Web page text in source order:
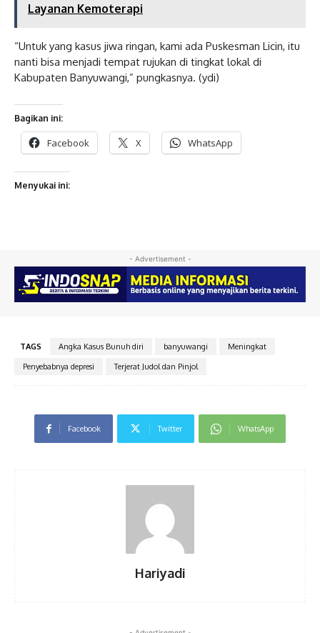
Layanan Kemoterapi
“Untuk yang kasus jiwa ringan, kami ada Puskesman Licin, itu
nanti bisa menjadi tempat rujukan di tingkat lokal di
Kabupaten Banyuwangi,” pungkasnya. (ydi)
Bagikan ini:
Facebook X WhatsApp
Menyukai ini:
- Advertisement -
TAGS Angka Kasus Bunuh diri banyuwangi
Meningkat
Penyebabnya depresi
Terjerat Judol dan Pinjol
Facebook Twitter WhatsApp
Hariyadi